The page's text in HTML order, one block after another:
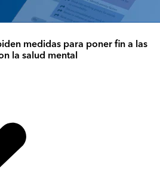
medidas para poner fin a las
la salud mental